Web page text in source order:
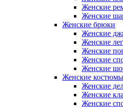
Женские
Женские
Женские брюки
Женские
Женские
Женские
Женские
Женские
Женские костюмы
Женские
Женские
Женские